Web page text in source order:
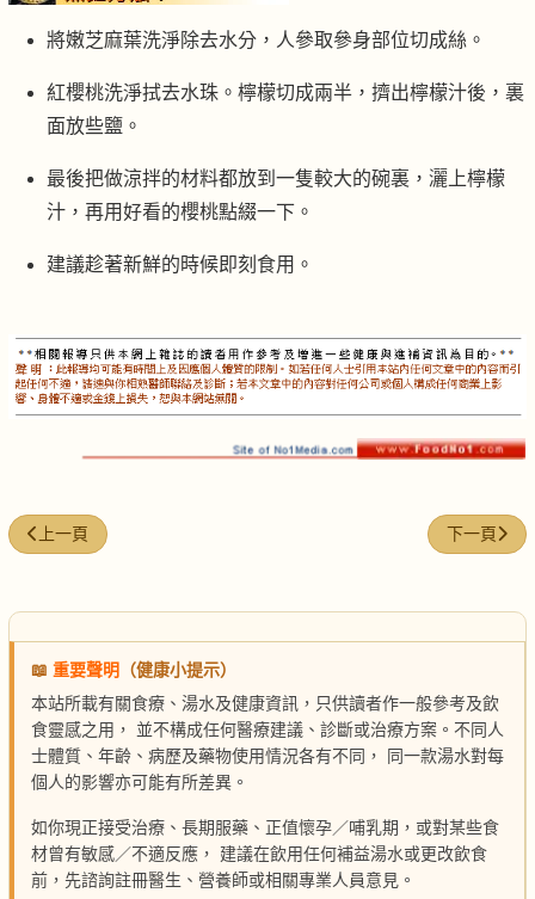
將嫩芝麻葉洗淨除去水分，人參取參身部位切成絲。
紅櫻桃洗淨拭去水珠。檸檬切成兩半，擠出檸檬汁後，裏
面放些鹽。
最後把做涼拌的材料都放到一隻較大的碗裏，灑上檸檬
汁，再用好看的櫻桃點綴一下。
建議趁著新鮮的時候即刻食用。
上一篇文章: 人蔘果凍
上一頁 下一篇文章
下一頁
📖 重要聲明
（健康小提示）
本站所載有關食療、湯水及健康資訊，只供讀者作一般參考及飲
食靈感之用， 並不構成任何醫療建議、診斷或治療方案。不同人
士體質、年齡、病歷及藥物使用情況各有不同， 同一款湯水對每
個人的影響亦可能有所差異。
如你現正接受治療、長期服藥、正值懷孕／哺乳期，或對某些食
材曾有敏感／不適反應， 建議在飲用任何補益湯水或更改飲食
前，先諮詢註冊醫生、營養師或相關專業人員意見。